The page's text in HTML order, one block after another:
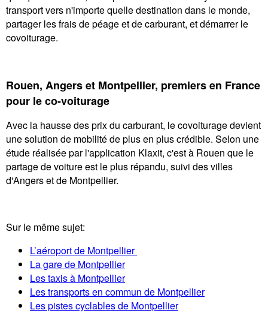
transport vers n'importe quelle destination dans le monde,
partager les frais de péage et de carburant, et démarrer le
covoiturage.
Rouen, Angers et Montpellier, premiers en France
pour le co-voiturage
Avec la hausse des prix du carburant, le covoiturage devient
une solution de mobilité de plus en plus crédible. Selon une
étude réalisée par l'application Klaxit, c'est à Rouen que le
partage de voiture est le plus répandu, suivi des villes
d'Angers et de Montpellier.
Sur le même sujet:
L’aéroport de Montpellier
La gare de Montpellier
Les taxis à Montpellier
Les transports en commun de Montpellier
Les pistes cyclables de Montpellier